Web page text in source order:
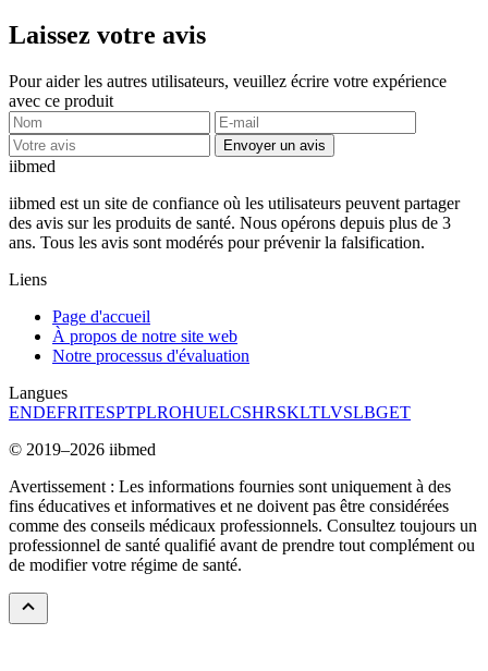
Laissez votre avis
Pour aider les autres utilisateurs, veuillez écrire votre expérience
avec ce produit
Envoyer un avis
iibmed
iibmed est un site de confiance où les utilisateurs peuvent partager
des avis sur les produits de santé. Nous opérons depuis plus de 3
ans. Tous les avis sont modérés pour prévenir la falsification.
Liens
Page d'accueil
À propos de notre site web
Notre processus d'évaluation
Langues
ENDEFRITESPTPLROHUELCSHRSKLTLVSLBGET
© 2019–2026 iibmed
Avertissement : Les informations fournies sont uniquement à des
fins éducatives et informatives et ne doivent pas être considérées
comme des conseils médicaux professionnels. Consultez toujours un
professionnel de santé qualifié avant de prendre tout complément ou
de modifier votre régime de santé.